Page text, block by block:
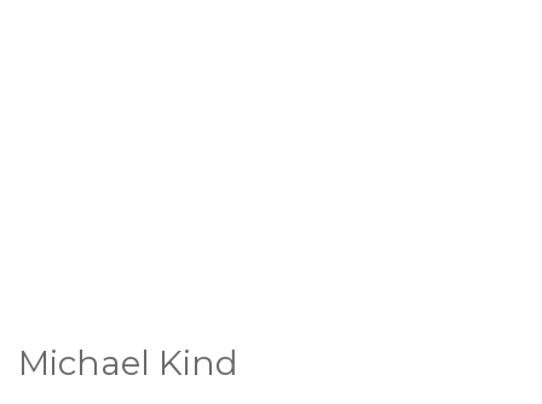
Michael Kind